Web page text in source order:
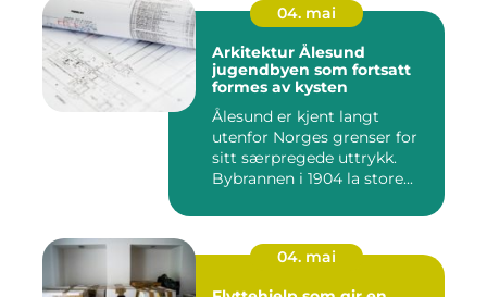
04. mai
Arkitektur Ålesund
jugendbyen som fortsatt
formes av kysten
Ålesund er kjent langt
utenfor Norges grenser for
sitt særpregede uttrykk.
Bybrannen i 1904 la store...
04. mai